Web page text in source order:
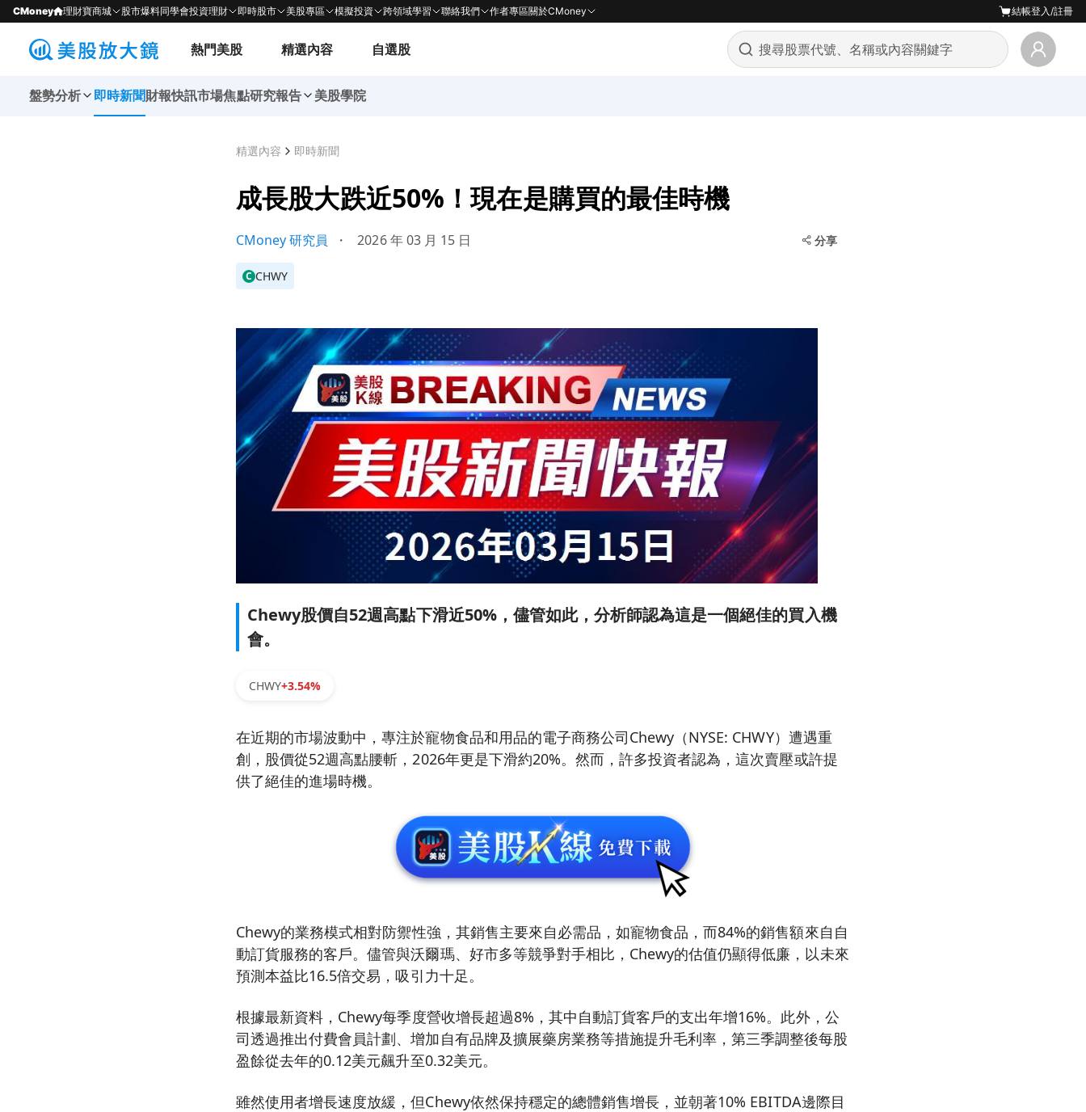
CMoney 理財寶商城 股市爆料同學會投資理財 即時股市 美股專區 模擬投資 跨領域學習 聯絡我們 作者專區關於CMoney 結帳登入/註冊
熱門美股 精選內容 自選股
盤勢分析 即時新聞財報快訊市場焦點研究報告 美股學院
精選內容 即時新聞
成長股大跌近50%！現在是購買的最佳時機
CMoney 研究員 ・ 2026 年 03 月 15 日 分享
C CHWY
Chewy股價自52週高點下滑近50%，儘管如此，分析師認為這是一個絕佳的買入機
會。
CHWY+3.54%
在近期的市場波動中，專注於寵物食品和用品的電子商務公司Chewy（NYSE: CHWY）遭遇重
創，股價從52週高點腰斬，2026年更是下滑約20%。然而，許多投資者認為，這次賣壓或許提
供了絕佳的進場時機。
Chewy的業務模式相對防禦性強，其銷售主要來自必需品，如寵物食品，而84%的銷售額來自自
動訂貨服務的客戶。儘管與沃爾瑪、好市多等競爭對手相比，Chewy的估值仍顯得低廉，以未來
預測本益比16.5倍交易，吸引力十足。
根據最新資料，Chewy每季度營收增長超過8%，其中自動訂貨客戶的支出年增16%。此外，公
司透過推出付費會員計劃、增加自有品牌及擴展藥房業務等措施提升毛利率，第三季調整後每股
盈餘從去年的0.12美元飆升至0.32美元。
雖然使用者增長速度放緩，但Chewy依然保持穩定的總體銷售增長，並朝著10% EBITDA邊際目